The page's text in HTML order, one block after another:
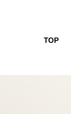
TOP